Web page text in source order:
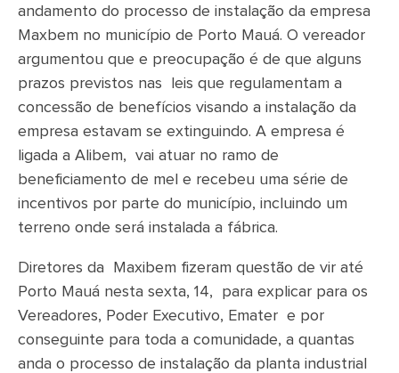
andamento do processo de instalação da empresa
Maxbem no município de Porto Mauá. O vereador
argumentou que e preocupação é de que alguns
prazos previstos nas leis que regulamentam a
concessão de benefícios visando a instalação da
empresa estavam se extinguindo. A empresa é
ligada a Alibem, vai atuar no ramo de
beneficiamento de mel e recebeu uma série de
incentivos por parte do município, incluindo um
terreno onde será instalada a fábrica.
Diretores da Maxibem fizeram questão de vir até
Porto Mauá nesta sexta, 14, para explicar para os
Vereadores, Poder Executivo, Emater e por
conseguinte para toda a comunidade, a quantas
anda o processo de instalação da planta industrial